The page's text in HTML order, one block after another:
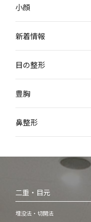
小顔
新着情報
目の整形
豊胸
鼻整形
二重・目元
埋没法・切開法